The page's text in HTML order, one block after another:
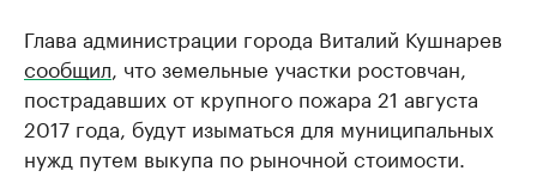
Глава администрации города Виталий Кушнарев
сообщил , что земельные участки ростовчан,
пострадавших от крупного пожара 21 августа
2017 года, будут изыматься для муниципальных
нужд путем выкупа по рыночной стоимости.